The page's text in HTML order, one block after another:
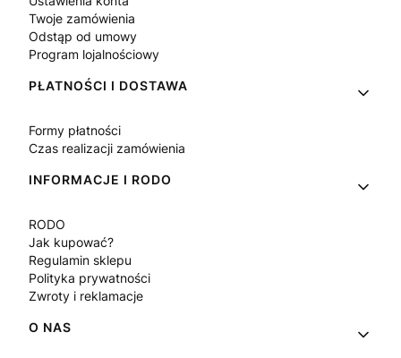
Twoje zamówienia
Odstąp od umowy
Program lojalnościowy
PŁATNOŚCI I DOSTAWA
Formy płatności
Czas realizacji zamówienia
INFORMACJE I RODO
RODO
Jak kupować?
Regulamin sklepu
Polityka prywatności
Zwroty i reklamacje
O NAS